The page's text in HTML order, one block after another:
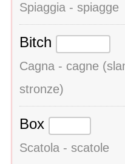
Spiaggia - spiagge
Bitch
Cagna - cagne
stronze)
Box
Scatola - scatole